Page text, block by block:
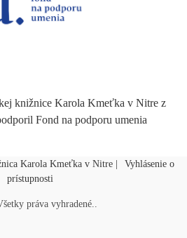
knižnice Karola Kmeťka v Nitre z
Fond na podporu umenia
Karola Kmeťka v Nitre |
Vyhlásenie o
prístupnosti
práva vyhradené..